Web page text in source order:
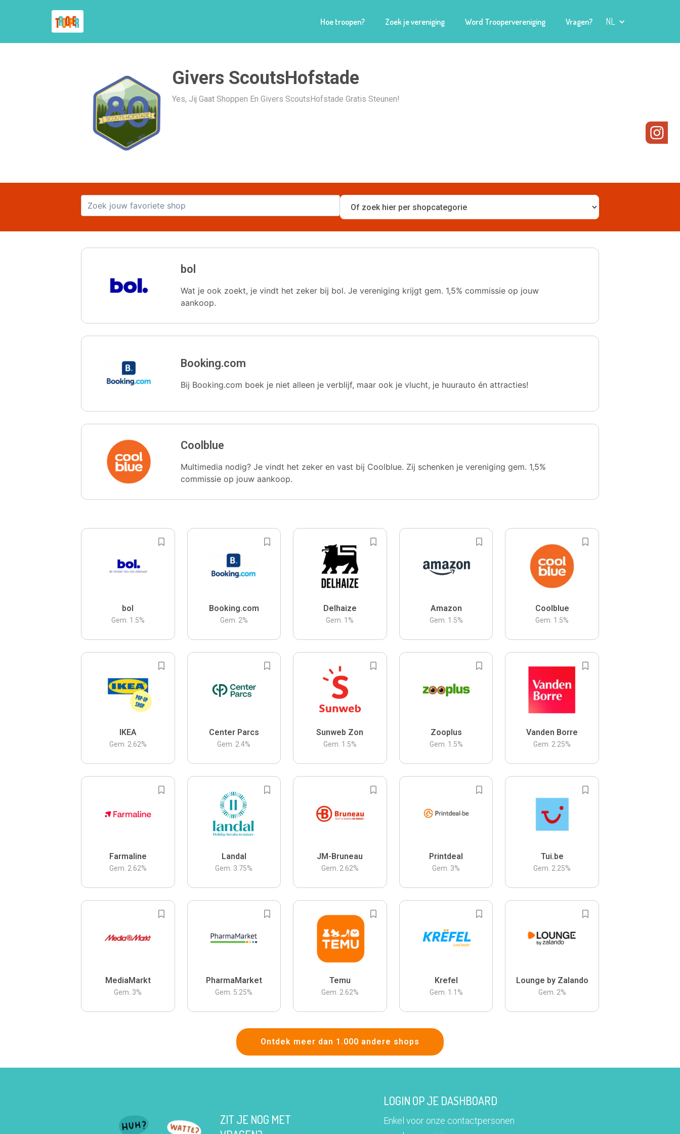
Hoe troopen? Zoek je vereniging Word Troopervereniging Vragen? NL
Givers ScoutsHofstade
Yes, Jij Gaat Shoppen En Givers ScoutsHofstade Gratis Steunen!
bol
Wat je ook zoekt, je vindt het zeker bij bol. Je vereniging krijgt gem. 1,5% commissie op jouw
aankoop.
Booking.com
Bij Booking.com boek je niet alleen je verblijf, maar ook je vlucht, je huurauto én attracties!
Coolblue
Multimedia nodig? Je vindt het zeker en vast bij Coolblue. Zij schenken je vereniging gem. 1,5%
commissie op jouw aankoop.
bol
Gem. 1.5%
Booking.com
Gem. 2%
Delhaize
Gem. 1 %
Amazon
Gem. 1.5%
Coolblue
Gem. 1.5%
IKEA
Gem. 2.62%
Center Parcs
Gem. 2.4%
Sunweb Zon
Gem. 1.5%
Zooplus
Gem. 1.5%
Vanden Borre
Gem. 2.25%
Farmaline
Gem. 2.62%
Landal
Gem. 3.75%
JM-Bruneau
Gem. 2.62%
Printdeal
Gem. 3%
Tui.be
Gem. 2.25%
MediaMarkt
Gem. 3%
PharmaMarket
Gem. 5.25%
Temu
Gem. 2.62%
Krefel
Gem. 1.1 %
Lounge by Zalando
Gem. 2%
Ontdek meer dan 1.000 andere shops
ZIT JE NOG MET
LOGIN OP JE DASHBOARD
Enkel voor onze contactpersonen